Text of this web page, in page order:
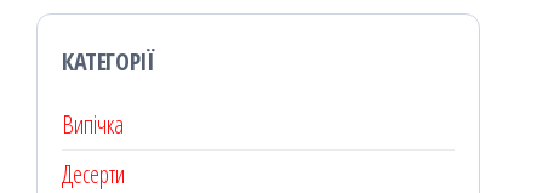
КАТЕГОРІЇ
Випічка
Десерти